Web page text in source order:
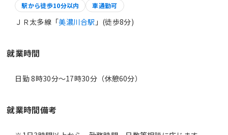
駅から徒歩10分以内 車通勤可
ＪＲ太多線「美濃川合駅 」(徒歩8分)
就業時間
日勤 8時30分〜17時30分（休憩60分）
就業時間備考